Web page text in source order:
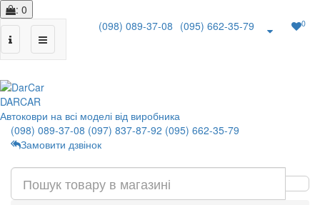
: 0
(098) 089-37-08 (095) 662-35-79 0
DARCAR
Автоковри на всі моделі від виробника
(098) 089-37-08 (097) 837-87-92 (095) 662-35-79
Замовити дзвінок